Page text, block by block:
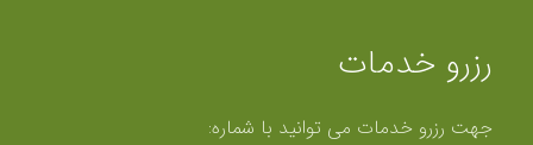
رزرو خدمات
جهت رزرو خدمات می توانید با شماره: